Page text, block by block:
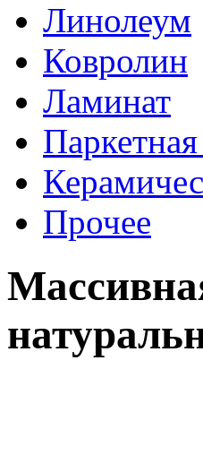
Линолеум
Ковролин
Ламинат
Прочее